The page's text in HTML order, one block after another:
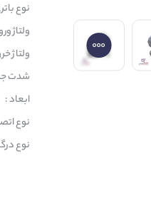
نوع
ولتاژ
ولتاژ
شدت
ابعاد :
نوع
نوع